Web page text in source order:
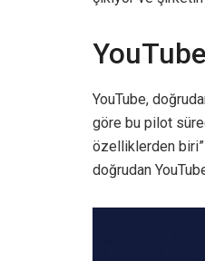
YouTube,
göre bu pilot
özelliklerden biri”
doğrudan